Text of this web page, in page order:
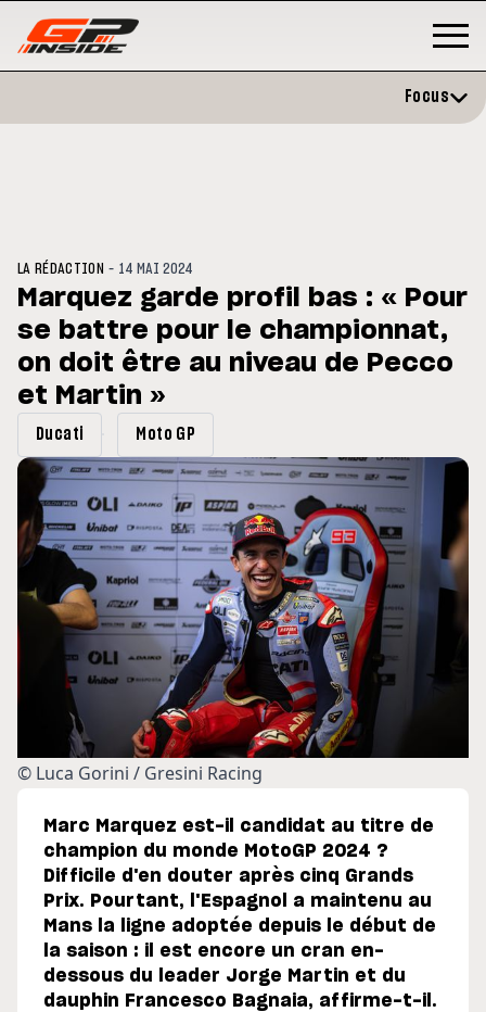
: Horaires et
du GP de Grande-
MOTO GP
Zarco évite l'opération et vise
retour en septembre
Focus
LA RÉDACTION - 14 MAI 2024
Marquez garde profil bas : « Pour
se battre pour le championnat,
on doit être au niveau de Pecco
et Martin »
Ducati Moto GP
© Luca Gorini / Gresini Racing
Marc Marquez est-il candidat au titre de
champion du monde MotoGP 2024 ?
Difficile d'en douter après cinq Grands
Prix. Pourtant, l'Espagnol a maintenu au
Mans la ligne adoptée depuis le début de
la saison : il est encore un cran en-
dessous du leader Jorge Martin et du
dauphin Francesco Bagnaia, affirme-t-il.